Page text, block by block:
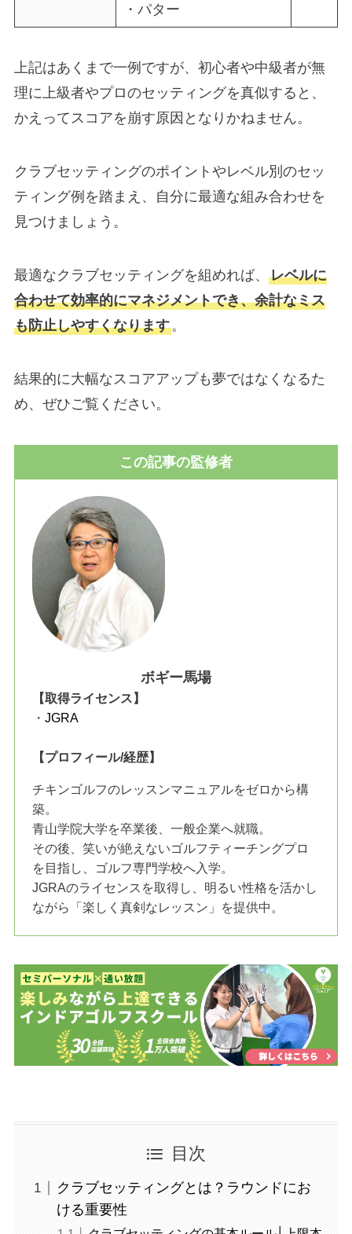
・パター
上記はあくまで一例ですが、初心者や中級者が無
理に上級者やプロのセッティングを真似すると、
かえってスコアを崩す原因となりかねません。
クラブセッティングのポイントやレベル別のセッ
ティング例を踏まえ、自分に最適な組み合わせを
見つけましょう。
最適なクラブセッティングを組めれば、 レベルに
合わせて効率的にマネジメントでき、余計なミス
も防止しやすくなります。
結果的に大幅なスコアアップも夢ではなくなるた
め、ぜひご覧ください。
この記事の監修者
ボギー馬場
【取得ライセンス】
・JGRA
【プロフィール/経歴】
チキンゴルフのレッスンマニュアルをゼロから構
築。
青山学院大学を卒業後、一般企業へ就職。
その後、笑いが絶えないゴルフティーチングプロ
を目指し、ゴルフ専門学校へ入学。
JGRAのライセンスを取得し、明るい性格を活かし
ながら「楽しく真剣なレッスン」を提供中。
目次
クラブセッティングとは？ラウンドにお
ける重要性